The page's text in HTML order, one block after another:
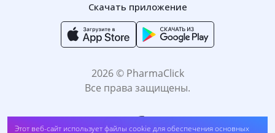
Этот веб-сайт использует файлы cookie для обеспечения основных
Скачать приложение
2026 © PharmaClick
Все права защищены.